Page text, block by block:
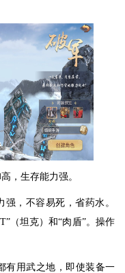
，生存能力强。
，不容易死，省药水。
（坦克）和“肉盾”。操作
有用武之地，即使装备一